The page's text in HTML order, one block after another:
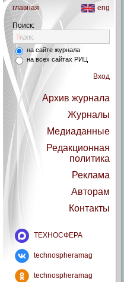
главная eng
Поиск:
на сайте журнала
на всех сайтах РИЦ
Вход
Архив журнала
Журналы
Медиаданные
Редакционная
политика
Реклама
Авторам
Контакты
ТЕХНОСФЕРА
technospheramag
technospheramag